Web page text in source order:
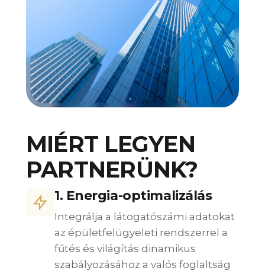
MIÉRT LEGYEN
PARTNERÜNK?
1. Energia-optimalizálás
Integrálja a látogatószámi adatokat
az épületfelügyeleti rendszerrel a
fűtés és világítás dinamikus
szabályozásához a valós foglaltság